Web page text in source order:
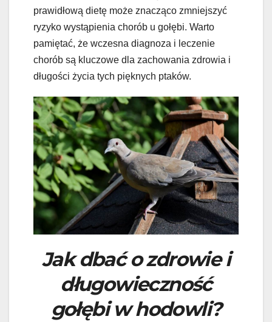
prawidłową dietę może znacząco zmniejszyć
ryzyko wystąpienia chorób u gołębi. Warto
pamiętać, że wczesna diagnoza i leczenie
chorób są kluczowe dla zachowania zdrowia i
długości życia tych pięknych ptaków.
Jak dbać o zdrowie i
długowieczność
gołębi w hodowli?